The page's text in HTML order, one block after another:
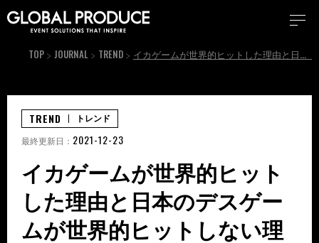
TOP JOURNAL TREND イカゲームが世界的ヒットした理由と日本のデスゲームが世界的ヒットしない理由
イカゲームが世界的ヒット
した理由と日本のデスゲー
ムが世界的ヒットしない理
TREND トレンド
最終更新日： 2021-12-23